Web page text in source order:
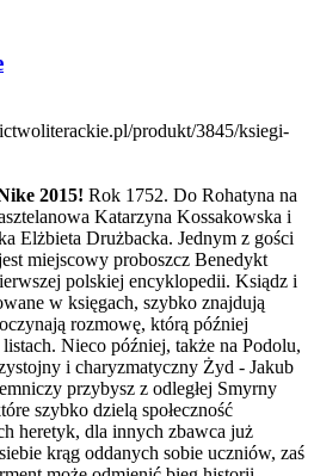
produkt/3845/ksiegi-
2015! Rok 1752. Do Rohatyna na
Katarzyna Kossakowska i
Elżbieta Drużbacka. Jednym z gości
miejscowy proboszcz Benedykt
polskiej encyklopedii. Ksiądz i
w księgach, szybko znajdują
rozmowę, którą później
Nieco później, także na Podolu,
i charyzmatyczny Żyd - Jakub
przybysz z odległej Smyrny
szybko dzielą społeczność
heretyk, dla innych zbawca już
krąg oddanych sobie uczniów, zaś